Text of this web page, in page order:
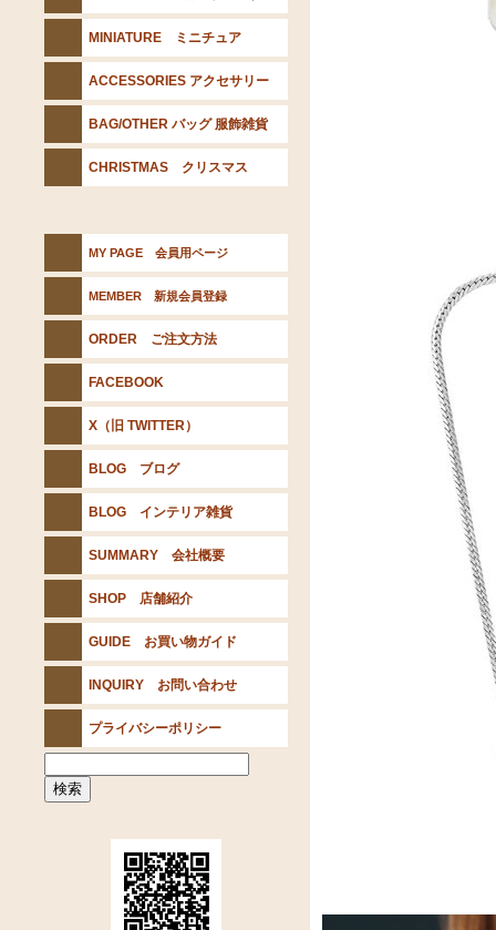
MINIATURE ミニチュア
ACCESSORIES アクセサリー
BAG/OTHER バッグ 服飾雑貨
CHRISTMAS クリスマス
MY PAGE 会員用ページ
MEMBER 新規会員登録
ORDER ご注文方法
FACEBOOK
X（旧 TWITTER）
BLOG ブログ
BLOG インテリア雑貨
SUMMARY 会社概要
SHOP 店舗紹介
GUIDE お買い物ガイド
INQUIRY お問い合わせ
プライバシーポリシー